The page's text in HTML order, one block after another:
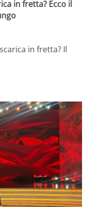
in fretta? Ecco il
in fretta? Il